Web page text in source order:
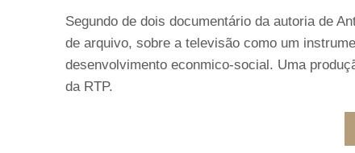
Segundo de dois documentário da autoria de
de arquivo, sobre a televisão como um
desenvolvimento econmico-social. Uma
da RTP.